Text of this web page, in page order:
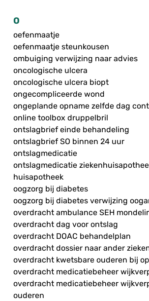
O
oefenmaatje
oefenmaatje steunkousen
ombuiging verwijzing naar advies
oncologische ulcera
oncologische ulcera biopt
ongecompliceerde wond
ongeplande opname zelfde dag
online toolbox druppelbril
ontslagbrief einde behandeling
ontslagbrief SO binnen 24 uur
ontslagmedicatie
ontslagmedicatie
huisapotheek
oogzorg bij diabetes
oogzorg bij diabetes verwijzing
overdracht ambulance SEH
overdracht dag voor ontslag
overdracht DOAC behandelplan
overdracht dossier naar ander
overdracht kwetsbare ouderen bij
overdracht medicatiebeheer
overdracht medicatiebeheer
ouderen